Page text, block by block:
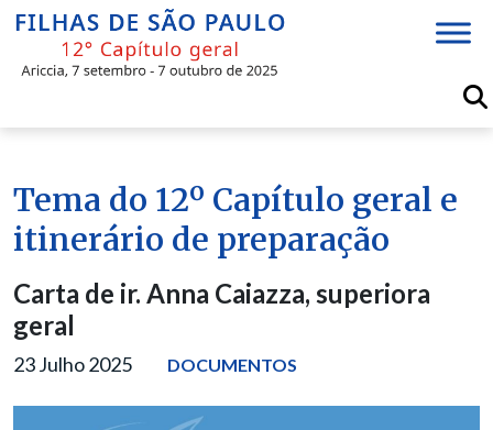
Skip
content
Tema do 12º Capítulo geral e
itinerário de preparação
Carta de ir. Anna Caiazza, superiora
geral
23 Julho 2025 DOCUMENTOS